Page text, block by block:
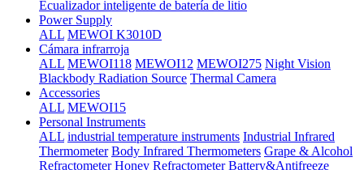
Ecualizador inteligente de batería de litio
Power Supply
ALL MEWOI K3010D
Cámara infrarroja
ALL MEWOI118 MEWOI12 MEWOI275 Night Vision
Blackbody Radiation Source Thermal Camera
Accessories
ALL MEWOI15
Personal Instruments
ALL industrial temperature instruments Industrial Infrared
Thermometer Body Infrared Thermometers Grape & Alcohol
Refractometer Honey Refractometer Battery&Antifreeze